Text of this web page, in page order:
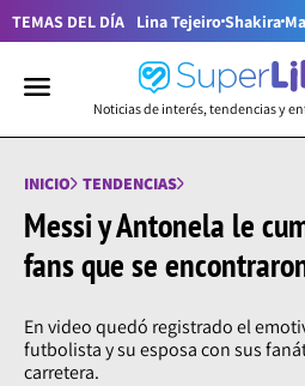
TEMAS DEL DÍA Lina TejeiroShakira
Noticias de interés, tendencias y
INICIO TENDENCIAS
Messi y Antonela le
fans que se
En video quedó registrado el
futbolista y su esposa con sus
carretera.